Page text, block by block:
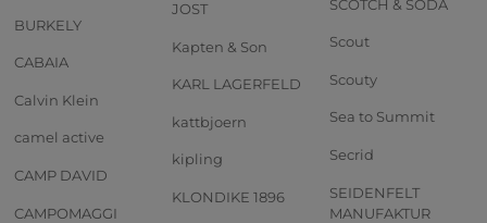
BURKELY
CABAIA
Calvin Klein
camel active
CAMP DAVID
CAMPOMAGGI
JOST
Kapten & Son
KARL LAGERFELD
kattbjoern
kipling
KLONDIKE 1896
SCOTCH & SODA
Scout
Scouty
Sea to Summit
Secrid
SEIDENFELT
MANUFAKTUR